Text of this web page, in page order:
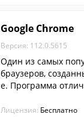
Google Chrome
Версия: 112.0.5615
Один из самых
браузеров,
e. Программа
ей синхронизации
Лицензия: Бесплатно